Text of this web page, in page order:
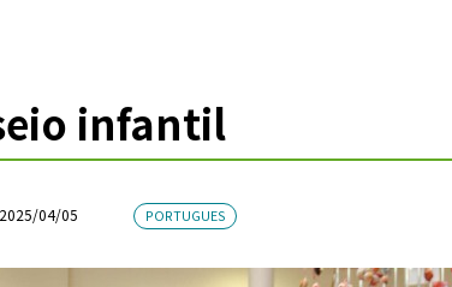
infantil
2025/04/05 PORTUGUES